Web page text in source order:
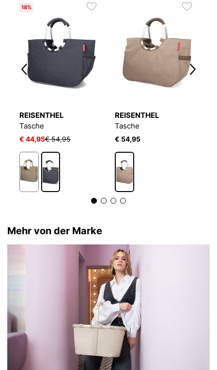
18%
REISENTHEL
Tasche
€ 44,95€ 54,95
REISENTHEL
Tasche
€ 54,95
Mehr von der Marke